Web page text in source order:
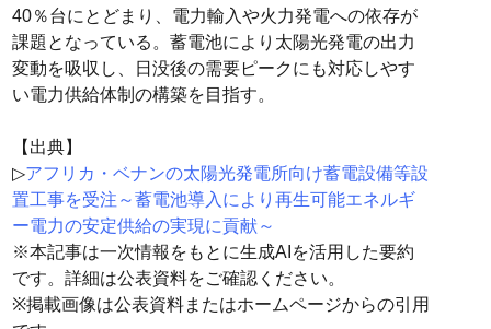
40％台にとどまり、電力輸入や火力発電への依存が
課題となっている。蓄電池により太陽光発電の出力
変動を吸収し、日没後の需要ピークにも対応しやす
い電力供給体制の構築を目指す。
【出典】
▷アフリカ・ベナンの太陽光発電所向け蓄電設備等設
置工事を受注～蓄電池導入により再生可能エネルギ
ー電力の安定供給の実現に貢献～
※本記事は一次情報をもとに生成AIを活用した要約
です。詳細は公表資料をご確認ください。
※掲載画像は公表資料またはホームページからの引用